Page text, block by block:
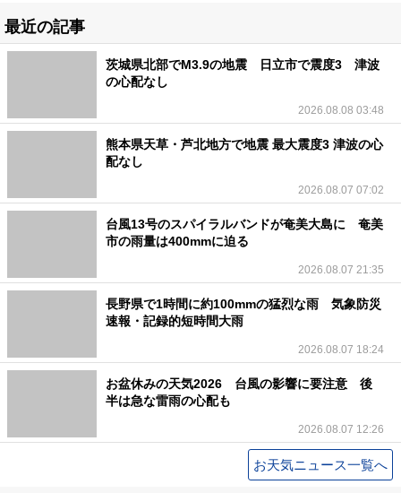
最近の記事
茨城県北部でM3.9の地震 日立市で震度3 津波
の心配なし
2026.08.08 03:48
熊本県天草・芦北地方で地震 最大震度3 津波の心
配なし
2026.08.07 07:02
台風13号のスパイラルバンドが奄美大島に 奄美
市の雨量は400mmに迫る
2026.08.07 21:35
長野県で1時間に約100mmの猛烈な雨 気象防災
速報・記録的短時間大雨
2026.08.07 18:24
お盆休みの天気2026 台風の影響に要注意 後
半は急な雷雨の心配も
2026.08.07 12:26
お天気ニュース一覧へ